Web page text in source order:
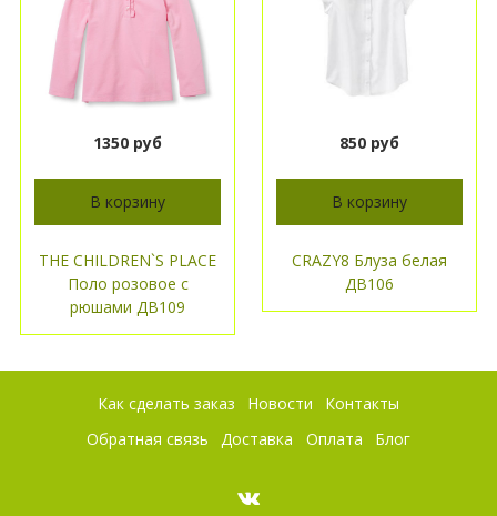
1350 руб
В корзину
THE CHILDREN`S PLACE
Поло розовое с
рюшами ДВ109
850 руб
В корзину
CRAZY8 Блуза белая
ДВ106
Как сделать заказ Новости
Контакты
Обратная связь
Доставка Оплата Блог